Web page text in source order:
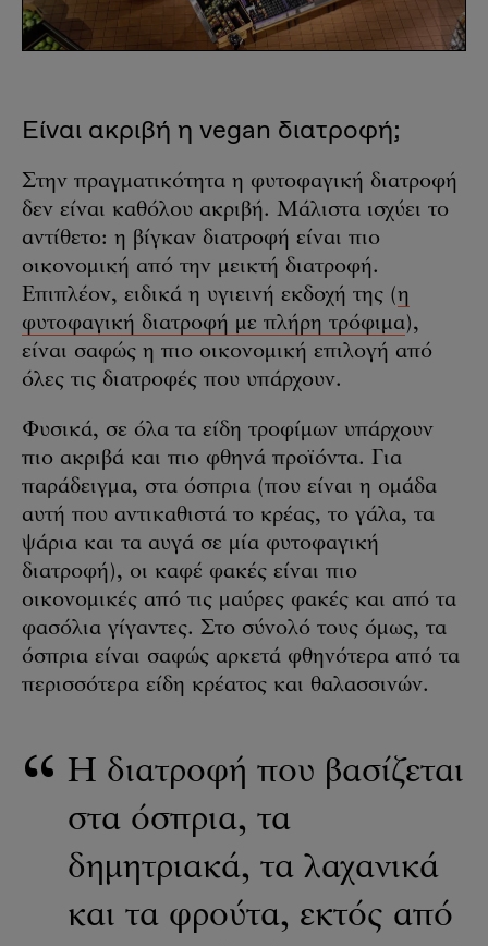
Είναι ακριβή η vegan διατροφή;
Στην πραγματικότητα η φυτοφαγική διατροφή
δεν είναι καθόλου ακριβή. Μάλιστα ισχύει το
αντίθετο: η βίγκαν διατροφή είναι πιο
οικονομική από την μεικτή διατροφή.
Επιπλέον, ειδικά η υγιεινή εκδοχή της (η
φυτοφαγική διατροφή με πλήρη τρόφιμα),
είναι σαφώς η πιο οικονομική επιλογή από
όλες τις διατροφές που υπάρχουν.
Φυσικά, σε όλα τα είδη τροφίμων υπάρχουν
πιο ακριβά και πιο φθηνά προϊόντα. Για
παράδειγμα, στα όσπρια (που είναι η ομάδα
αυτή που αντικαθιστά το κρέας, το γάλα, τα
ψάρια και τα αυγά σε μία φυτοφαγική
διατροφή), οι καφέ φακές είναι πιο
οικονομικές από τις μαύρες φακές και από τα
φασόλια γίγαντες. Στο σύνολό τους όμως, τα
όσπρια είναι σαφώς αρκετά φθηνότερα από τα
περισσότερα είδη κρέατος και θαλασσινών.
Η διατροφή που βασίζεται
στα όσπρια, τα
δημητριακά, τα λαχανικά
και τα φρούτα, εκτός από